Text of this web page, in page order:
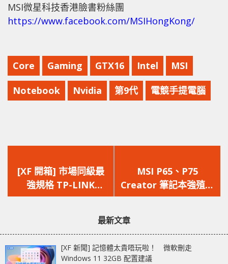
MSI微星科技香港臉書粉絲團
https://www.facebook.com/MSIHongKong/
Core Gaming GTX16 Intel MSI
Notebook Nvidia 第9代 電競手提電腦
一
篇
文
[XF 開箱] 市場同級最
強規格 TP-LINK
Archer A10 無線路由
一
篇
文
MSI P65、P75
Creator 筆記本強殖上
載 9th Intel Core i9
最新文章
[XF 新聞] 記憶體太貴唔玩啦！ 微軟刪走
Windows 11 32GB 配置建議